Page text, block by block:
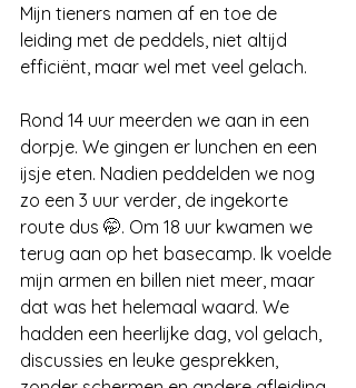
Mijn tieners namen af en toe de
leiding met de peddels, niet altijd
efficiënt, maar wel met veel gelach.
Rond 14 uur meerden we aan in een
dorpje. We gingen er lunchen en een
ijsje eten. Nadien peddelden we nog
zo een 3 uur verder, de ingekorte
route dus 🤭. Om 18 uur kwamen we
terug aan op het basecamp. Ik voelde
mijn armen en billen niet meer, maar
dat was het helemaal waard. We
hadden een heerlijke dag, vol gelach,
discussies en leuke gesprekken,